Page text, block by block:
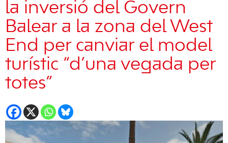
la inversió del Govern
Balear a la zona del West
End per canviar el model
turístic “d’una vegada per
totes”